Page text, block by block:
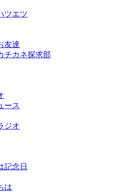
ツエツ
友達
チカネ探求部
ース
ジオ
記念日
は